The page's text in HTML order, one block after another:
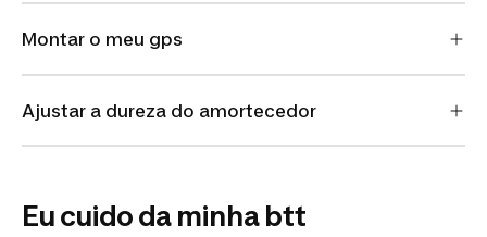
Montar o meu gps
Ajustar a dureza do amortecedor
Eu cuido da minha btt